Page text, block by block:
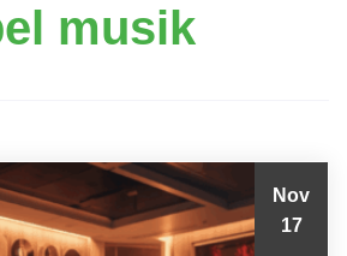
musik
Nov
17